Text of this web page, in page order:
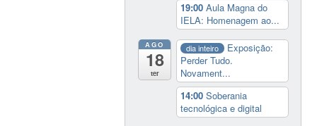
19:00Aula Magna do
IELA: Homenagem ao...
AGO
18
ter
dia inteiro
Exposição:
Perder Tudo.
Novament...
14:00Soberania
tecnológica e digital